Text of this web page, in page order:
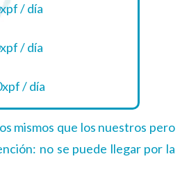
/ día
/ día
/ día
mismos que los nuestros pero
no se puede llegar por la